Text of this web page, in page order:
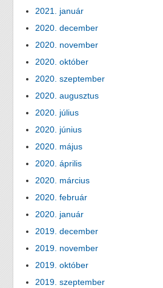
2021. január
2020. december
2020. november
2020. október
2020. szeptember
2020. augusztus
2020. július
2020. június
2020. május
2020. április
2020. március
2020. február
2020. január
2019. december
2019. november
2019. október
2019. szeptember